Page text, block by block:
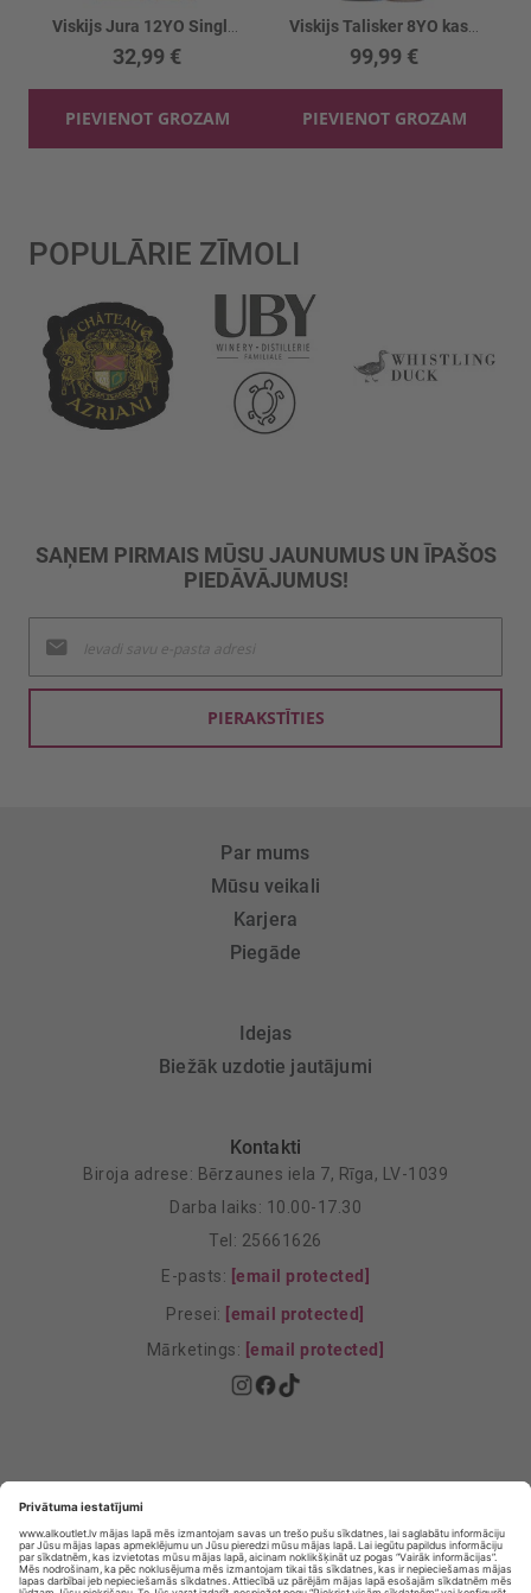
32,99 €
PIEVIENOT GROZAM
99,99 €
PIEVIENOT GROZAM
POPULĀRIE ZĪMOLI
SAŅEM PIRMAIS MŪSU JAUNUMUS UN ĪPAŠOS
PIEDĀVĀJUMUS!
jaunumu
saņemšanai:
PIERAKSTĪTIES
Par mums
Mūsu veikali
Karjera
Piegāde
Idejas
Biežāk uzdotie jautājumi
Kontakti
Biroja adrese: Bērzaunes iela 7, Rīga, LV-1039
Darba laiks: 10.00-17.30
Tel: 25661626
E-pasts: [email protected]
Presei: [email protected]
Mārketings: [email protected]
Privātuma Iestatījumi
E-veikala lietošanas noteikumi